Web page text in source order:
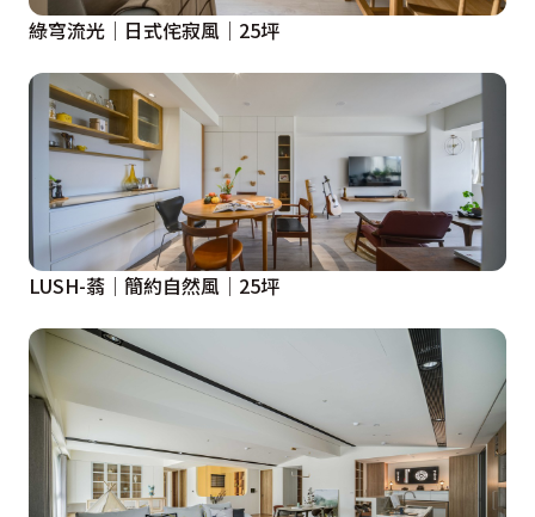
綠穹流光│日式侘寂風│25坪
LUSH-蓊│簡約自然風│25坪